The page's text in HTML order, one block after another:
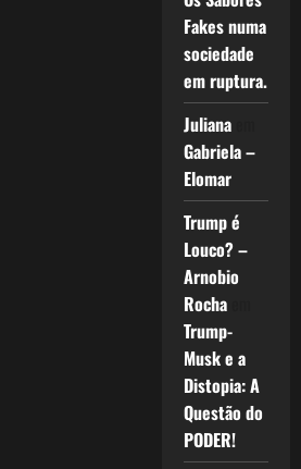
Fakes numa
sociedade
em ruptura.
Julianaem
Gabriela –
Elomar
Trump é
Louco? –
Arnobio
Rochaem
Trump-
Musk e a
Distopia: A
Questão do
PODER!